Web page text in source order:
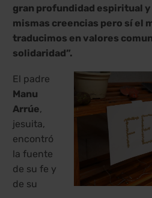
gran profundidad espiritual y
mismas creencias pero sí el
traducimos en valores
solidaridad”.
El padre
Manu
Arrúe,
jesuita,
encontró
la fuente
de su fe y
de su